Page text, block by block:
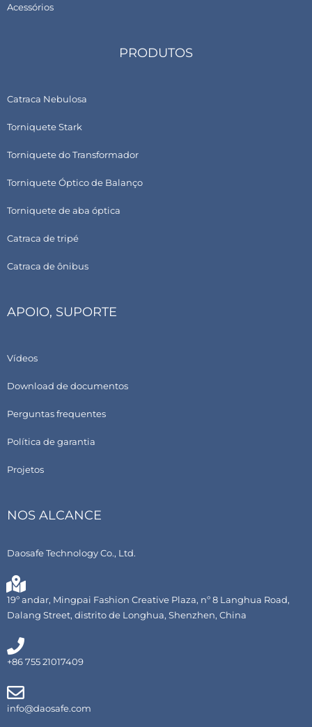
Acessórios
PRODUTOS
Catraca Nebulosa
Torniquete Stark
Torniquete do Transformador
Torniquete Óptico de Balanço
Torniquete de aba óptica
Catraca de tripé
Catraca de ônibus
APOIO, SUPORTE
Vídeos
Download de documentos
Perguntas frequentes
Política de garantia
Projetos
NOS ALCANCE
Daosafe Technology Co., Ltd.
19º andar, Mingpai Fashion Creative Plaza, nº 8 Langhua Road,
Dalang Street, distrito de Longhua, Shenzhen, China
+86 755 21017409
info@daosafe.com